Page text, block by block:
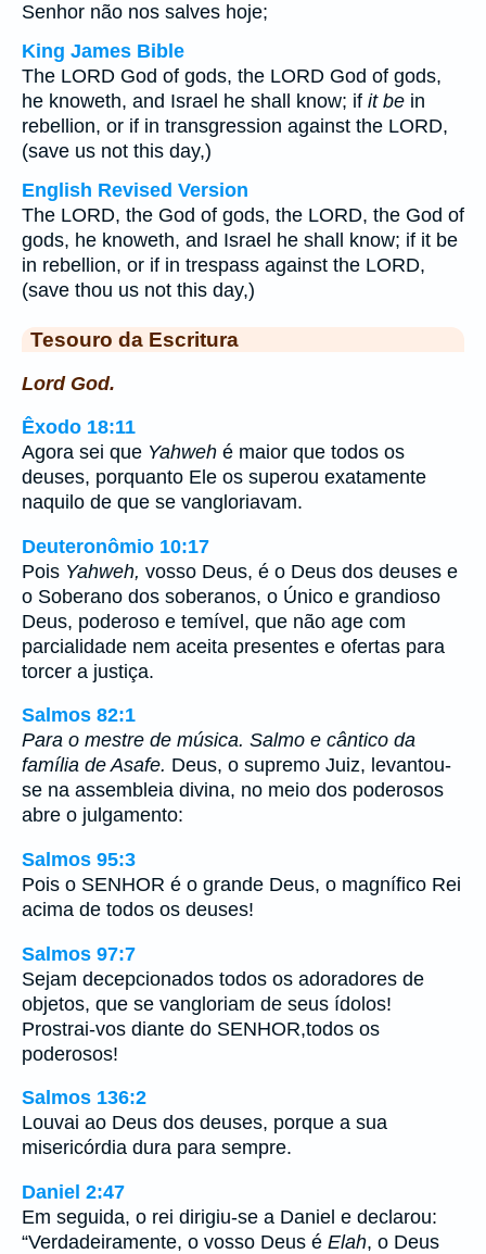
Senhor não nos salves hoje;
King James Bible
The LORD God of gods, the LORD God of gods,
he knoweth, and Israel he shall know; if it be in
rebellion, or if in transgression against the LORD,
(save us not this day,)
English Revised Version
The LORD, the God of gods, the LORD, the God of
gods, he knoweth, and Israel he shall know; if it be
in rebellion, or if in trespass against the LORD,
(save thou us not this day,)
Tesouro da Escritura
Lord God.
Êxodo 18:11
Agora sei que Yahweh é maior que todos os
deuses, porquanto Ele os superou exatamente
naquilo de que se vangloriavam.
Deuteronômio 10:17
Pois Yahweh, vosso Deus, é o Deus dos deuses e
o Soberano dos soberanos, o Único e grandioso
Deus, poderoso e temível, que não age com
parcialidade nem aceita presentes e ofertas para
torcer a justiça.
Salmos 82:1
Para o mestre de música. Salmo e cântico da
família de Asafe. Deus, o supremo Juiz, levantou-
se na assembleia divina, no meio dos poderosos
abre o julgamento:
Salmos 95:3
Pois o SENHOR é o grande Deus, o magnífico Rei
acima de todos os deuses!
Salmos 97:7
Sejam decepcionados todos os adoradores de
objetos, que se vangloriam de seus ídolos!
Prostrai-vos diante do SENHOR,todos os
poderosos!
Salmos 136:2
Louvai ao Deus dos deuses, porque a sua
misericórdia dura para sempre.
Daniel 2:47
Em seguida, o rei dirigiu-se a Daniel e declarou:
“Verdadeiramente, o vosso Deus é Elah, o Deus